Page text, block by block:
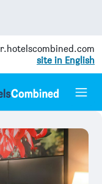
site in English